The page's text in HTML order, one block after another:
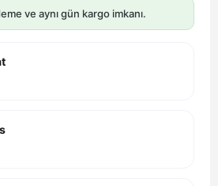
ve aynı gün kargo imkanı.